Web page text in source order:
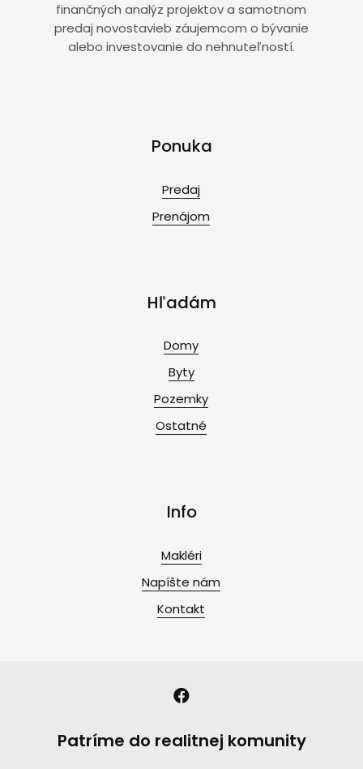
finančných analýz projektov a samotnom
predaj novostavieb záujemcom o bývanie
alebo investovanie do nehnuteľností.
Ponuka
Predaj
Prenájom
Hľadám
Domy
Byty
Pozemky
Ostatné
Info
Makléri
Napíšte nám
Kontakt
Patríme do realitnej komunity